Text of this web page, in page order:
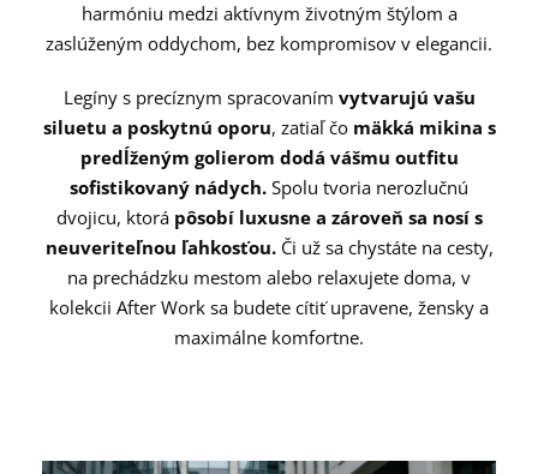
harmóniu medzi aktívnym životným štýlom a
zaslúženým oddychom, bez kompromisov v elegancii.
Legíny s precíznym spracovaním vytvarujú vašu
siluetu a poskytnú oporu, zatiaľ čo mäkká mikina s
predĺženým golierom dodá vášmu outfitu
sofistikovaný nádych. Spolu tvoria nerozlučnú
dvojicu, ktorá pôsobí luxusne a zároveň sa nosí s
neuveriteľnou ľahkosťou.Či už sa chystáte na cesty,
na prechádzku mestom alebo relaxujete doma, v
kolekcii After Work sa budete cítiť upravene, žensky a
maximálne komfortne.